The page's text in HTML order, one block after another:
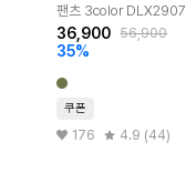
팬츠 3color DLX2907
36,900 56,900
35%
쿠폰
176 4.9 (44)